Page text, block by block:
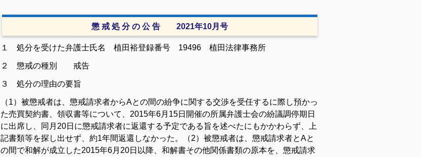
懲 戒 処 分 の 公 告 2021年10月号
１ 処分を受けた弁護士氏名 植田裕登録番号 19496 植田法律事務所
２ 懲戒の種別 戒告
３ 処分の理由の要旨
（1）被懲戒者は、懲戒請求者からAとの間の紛争に関する交渉を受任するに際し預かっ
た売買契約書、領収書等について、2015年6月15日開催の所属弁護士会の紛議調停期日
に出席し、同月20日に懲戒請求者に返還する予定である旨を述べたにもかかわらず、上
記書類等を探し出せず、約1年間返還しなかった。
（2）被懲戒者は、懲戒請求者とAと
の間で和解が成立した2015年6月20日以降、和解書その他関係書類の原本を、懲戒請求